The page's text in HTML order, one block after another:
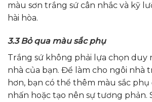
màu sơn trắng sứ cân nhắc và kỹ
hài hòa.
3.3 Bỏ qua màu sắc phụ
Trắng sứ không phải lựa chọn duy
nhà của bạn. Để làm cho ngôi nhà
hơn, bạn có thể thêm màu sắc phụ
nhấn hoặc tạo nên sự tương phản.